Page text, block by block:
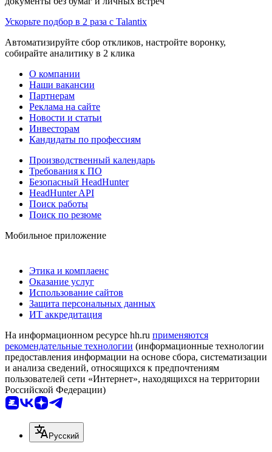
Ускорьте подбор в 2 раза с Talantix
Автоматизируйте сбор откликов, настройте воронку,
собирайте аналитику в 2 клика
О компании
Наши вакансии
Партнерам
Реклама на сайте
Новости и статьи
Инвесторам
Кандидаты по профессиям
Производственный календарь
Требования к ПО
Безопасный HeadHunter
HeadHunter API
Поиск работы
Поиск по резюме
Мобильное приложение
Этика и комплаенс
Оказание услуг
Использование сайтов
Защита персональных данных
ИТ аккредитация
На информационном ресурсе hh.ru применяются
рекомендательные технологии (информационные технологии
предоставления информации на основе сбора, систематизации
и анализа сведений, относящихся к предпочтениям
пользователей сети «Интернет», находящихся на территории
Российской Федерации)
Русский